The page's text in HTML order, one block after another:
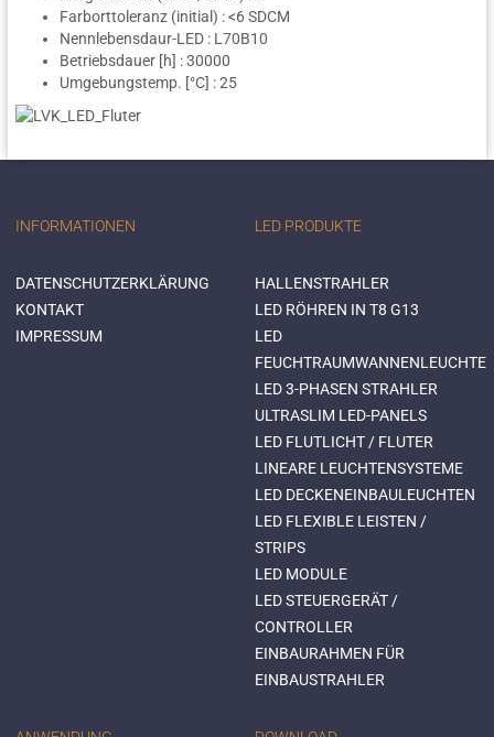
Farborttoleranz (initial) : <6 SDCM
Nennlebensdaur-LED : L70B10
Betriebsdauer [h] : 30000
Umgebungstemp. [°C] : 25
INFORMATIONEN
DATENSCHUTZERKLÄRUNG
KONTAKT
IMPRESSUM
LED PRODUKTE
HALLENSTRAHLER
LED RÖHREN IN T8 G13
LED
FEUCHTRAUMWANNENLEUCHTE
LED 3-PHASEN STRAHLER
ULTRASLIM LED-PANELS
LED FLUTLICHT / FLUTER
LINEARE LEUCHTENSYSTEME
LED DECKENEINBAULEUCHTEN
LED FLEXIBLE LEISTEN /
STRIPS
LED MODULE
LED STEUERGERÄT /
CONTROLLER
EINBAURAHMEN FÜR
EINBAUSTRAHLER